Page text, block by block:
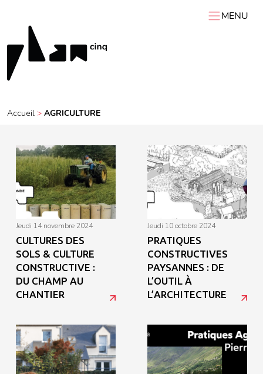
MENU
Podcasts
Conférences
Résidences
Interviews
Visites
Accueil > AGRICULTURE
jeudi 14 novembre 2024
CULTURES DES
SOLS & CULTURE
CONSTRUCTIVE :
DU CHAMP AU
CHANTIER
jeudi 10 octobre 2024
PRATIQUES
CONSTRUCTIVES
PAYSANNES : DE
L’OUTIL À
L’ARCHITECTURE